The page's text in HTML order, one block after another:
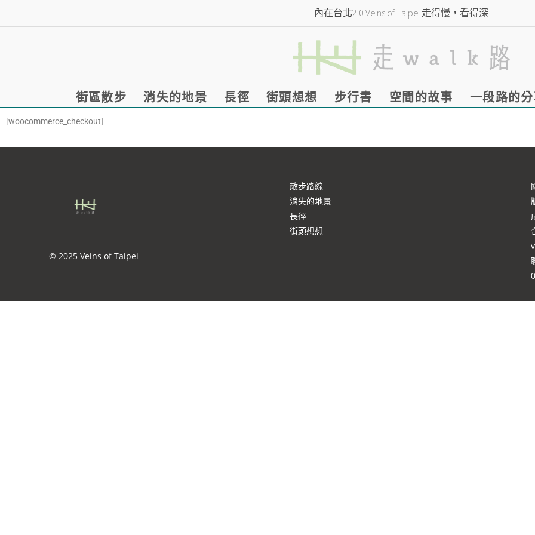
內在台北2.0 Veins of Taipei 走得慢，看得深
街區散步 消失的地景 長徑 街頭想想 步行書 空間的故事 一段路的
[woocommerce_checkout]
© 2025 Veins of Taipei
散步路線
消失的地景
長徑
街頭想想